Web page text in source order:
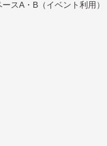
ースA・B（イベント利⽤）